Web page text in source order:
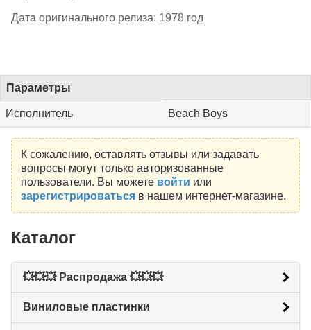
Дата оригинального релиза: 1978 год
Параметры
Исполнитель Beach Boys
К сожалению, оставлять отзывы или задавать
вопросы могут только авторизованные
пользователи. Вы можете войти или
зарегистрироватьсяв нашем интернет-магазине.
Каталог
💥💥💥 Распродажа 💥💥💥
Виниловые пластинки